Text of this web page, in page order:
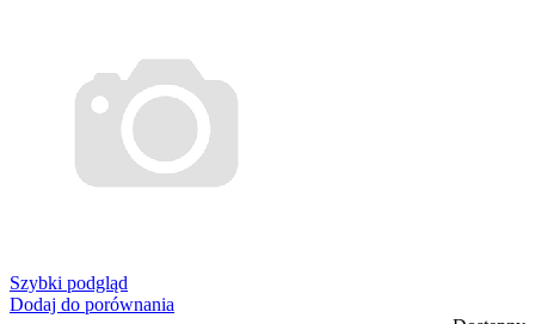
Szybki podgląd
Dodaj do porównania